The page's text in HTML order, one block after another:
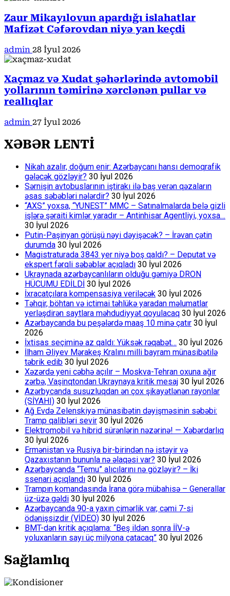
Zaur Mikayılovun apardığı islahatlar
Mafizət Cəfərovdan niyə yan keçdi
admin 28 İyul 2026
Xaçmaz və Xudat şəhərlərində avtomobil
yollarının təmirinə xərclənən pullar və
reallıqlar
admin 27 İyul 2026
XƏBƏR LENTİ
Nikah azalır, doğum enir: Azərbaycanı hansı demoqrafik
gələcək gözləyir? 30 İyul 2026
Sərnişin avtobuslarının iştirakı ilə baş verən qəzaların
əsas səbəbləri nələrdir? 30 İyul 2026
“AXS” yoxsa, “YUNEST” MMC – Satınalmalarda belə gizli
işlərə şəraiti kimlər yaradır – Antinhisar Agentliyi, yoxsa…
30 İyul 2026
Putin-Paşinyan görüşü nəyi dəyişəcək? – İrəvan çətin
durumda 30 İyul 2026
Magistraturada 3843 yer niyə boş qaldı? – Deputat və
ekspert fərqli səbəblər açıqladı 30 İyul 2026
Ukraynada azərbaycanlıların olduğu gəmiyə DRON
HÜCUMU EDİLDİ 30 İyul 2026
İxracatçılara kompensasiya veriləcək 30 İyul 2026
Təhqir, böhtan və ictimai təhlükə yaradan məlumatlar
yerləşdirən saytlara məhdudiyyət qoyulacaq 30 İyul 2026
Azərbaycanda bu peşələrdə maaş 10 minə çatır 30 İyul
2026
İxtisas seçiminə az qaldı: Yüksək rəqabət… 30 İyul 2026
İlham Əliyev Mərakeş Kralını milli bayram münasibətilə
təbrik edib 30 İyul 2026
Xəzərdə yeni cəbhə açılır – Moskva-Tehran oxuna ağır
zərbə, Vaşinqtondan Ukraynaya kritik mesaj 30 İyul 2026
Azərbycanda susuzluqdan ən çox şikayətlənən rayonlar
(SİYAHI) 30 İyul 2026
Ağ Evdə Zelenskiyə münasibətin dəyişməsinin səbəbi:
Tramp qalibləri sevir 30 İyul 2026
Elektromobil və hibrid sürənlərin nəzərinə! — Xəbərdarlıq
30 İyul 2026
Ermənistan və Rusiya bir-birindən nə istəyir və
Qazaxıstanın bununla nə əlaqəsi var? 30 İyul 2026
Azərbaycanda “Temu” alıcılarını nə gözləyir? – İki
ssenari açıqlandı 30 İyul 2026
Trampın komandasında İrana görə mübahisə – Generallar
üz-üzə gəldi 30 İyul 2026
Azərbaycanda 90-a yaxın çimərlik var, cəmi 7-si
ödənişsizdir (VİDEO) 30 İyul 2026
BMT-dən kritik açıqlama: “Beş ildən sonra İİV-ə
yoluxanların sayı üç milyona çatacaq” 30 İyul 2026
Sağlamlıq